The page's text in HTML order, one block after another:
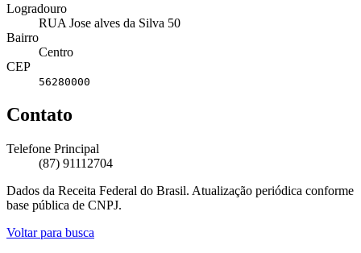
Logradouro
RUA Jose alves da Silva 50
Bairro
Centro
CEP
56280000
Contato
Telefone Principal
(87) 91112704
Dados da Receita Federal do Brasil. Atualização periódica conforme
base pública de CNPJ.
Voltar para busca